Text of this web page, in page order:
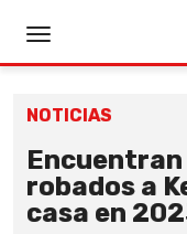
NOTICIAS
Encuentran
robados a
casa en